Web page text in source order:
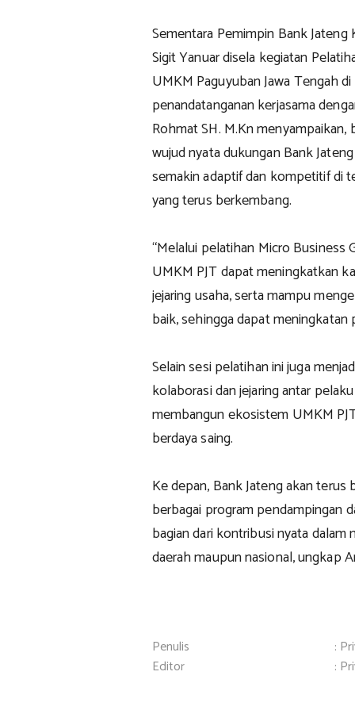
Sementara Pemimpin Bank
Sigit Yanuar disela kegiatan
UMKM Paguyuban Jawa Tengah
penandatanganan kerjasama
Rohmat SH. M.Kn
wujud nyata dukungan Bank
semakin adaptif dan kompetitif di
yang terus berkembang.
“Melalui pelatihan Micro Business
UMKM PJT dapat meningkatkan
jejaring usaha, serta mampu
baik, sehingga dapat
Selain sesi pelatihan ini juga
kolaborasi dan jejaring antar
membangun ekosistem UMKM
berdaya saing.
Ke depan, Bank Jateng akan
berbagai program pendampingan
bagian dari kontribusi nyata
daerah maupun nasional, ungkap
Penulis
:
Editor
: